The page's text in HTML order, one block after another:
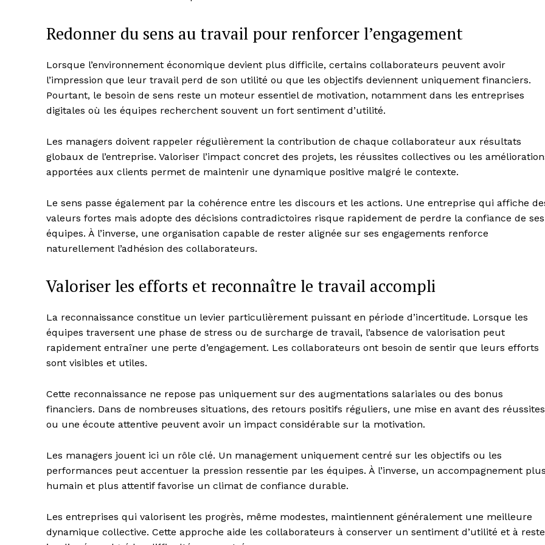
Redonner du sens au travail pour renforcer l’engagement
Lorsque l’environnement économique devient plus difficile, certains collaborateurs peuvent avoir
l’impression que leur travail perd de son utilité ou que les objectifs deviennent uniquement financiers.
Pourtant, le besoin de sens reste un moteur essentiel de motivation, notamment dans les entreprises
digitales où les équipes recherchent souvent un fort sentiment d’utilité.
Les managers doivent rappeler régulièrement la contribution de chaque collaborateur aux résultats
globaux de l’entreprise. Valoriser l’impact concret des projets, les réussites collectives ou les
apportées aux clients permet de maintenir une dynamique positive malgré le contexte.
Le sens passe également par la cohérence entre les discours et les actions. Une entreprise qui affiche
valeurs fortes mais adopte des décisions contradictoires risque rapidement de perdre la confiance de ses
équipes. À l’inverse, une organisation capable de rester alignée sur ses engagements renforce
naturellement l’adhésion des collaborateurs.
Valoriser les efforts et reconnaître le travail accompli
La reconnaissance constitue un levier particulièrement puissant en période d’incertitude. Lorsque les
équipes traversent une phase de stress ou de surcharge de travail, l’absence de valorisation peut
rapidement entraîner une perte d’engagement. Les collaborateurs ont besoin de sentir que leurs efforts
sont visibles et utiles.
Cette reconnaissance ne repose pas uniquement sur des augmentations salariales ou des bonus
financiers. Dans de nombreuses situations, des retours positifs réguliers, une mise en avant des réussites
ou une écoute attentive peuvent avoir un impact considérable sur la motivation.
Les managers jouent ici un rôle clé. Un management uniquement centré sur les objectifs ou les
performances peut accentuer la pression ressentie par les équipes. À l’inverse, un accompagnement
humain et plus attentif favorise un climat de confiance durable.
Les entreprises qui valorisent les progrès, même modestes, maintiennent généralement une meilleure
dynamique collective. Cette approche aide les collaborateurs à conserver un sentiment d’utilité et à